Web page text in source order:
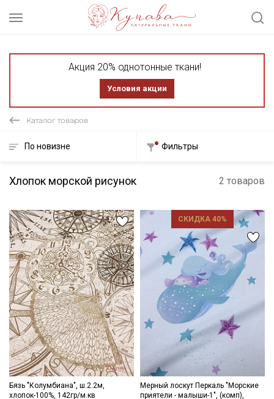
Акция 20% однотонные ткани!
Условия акции
Каталог товаров
По новизне Фильтры
Хлопок морской рисунок 2 товаров
Бязь "Колумбиана", ш.2.2м,
хлопок-100%, 142гр/м.кв
СКИДКА 40%
Мерный лоскут Перкаль "Морские
приятели - малыши-1", (комп),
Секретная рассылка от Купава
Мы публикуем здесь дополнительные
промокоды и скидки до 30% на узкие
категории тканей
Электронная почта